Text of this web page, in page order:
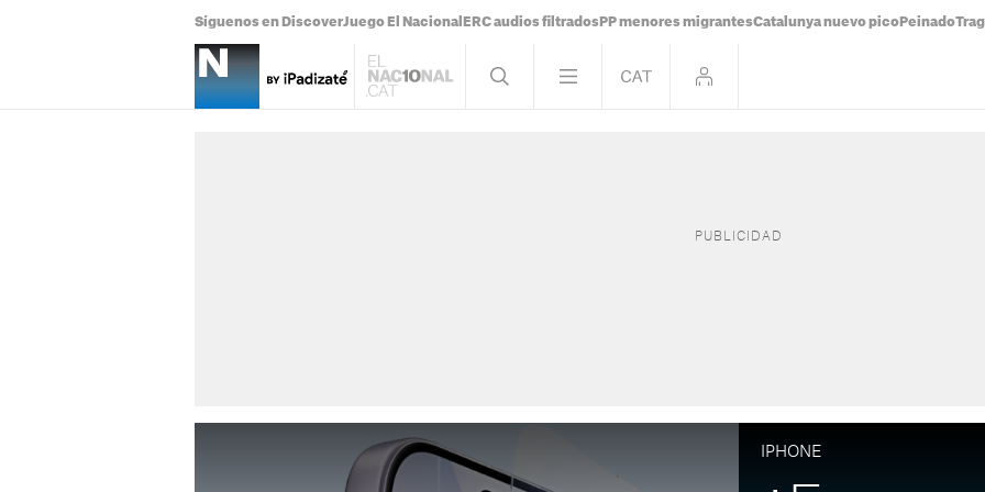
Síguenos en DiscoverJuego El Nacional ERC audios filtrados PP menores migrantesCatalunya nuevo pico Peinado
IPHONE